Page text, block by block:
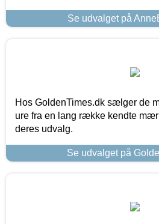
Se udvalget på
Hos GoldenTimes.dk sælger de
ure fra en lang række kendte
deres udvalg.
Se udvalget på